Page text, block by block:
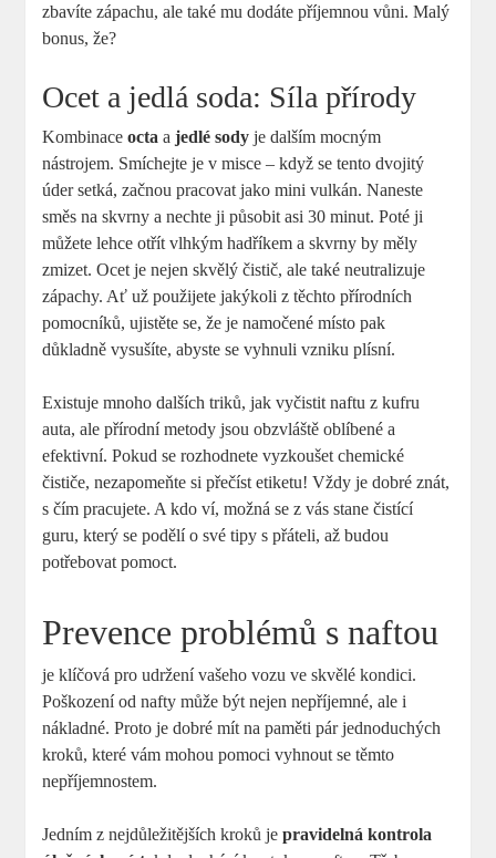
zbavíte zápachu, ale také mu dodáte příjemnou vůni. Malý
bonus, že?
Ocet a jedlá soda: Síla přírody
Kombinaceocta ajedlé sody je dalším mocným
nástrojem. Smíchejte je v misce – když se tento dvojitý
úder setká, začnou pracovat jako mini vulkán. Naneste
směs na skvrny a nechte ji působit asi 30 minut. Poté ji
můžete lehce otřít vlhkým hadříkem a skvrny by měly
zmizet. Ocet je nejen skvělý čistič, ale také neutralizuje
zápachy. Ať už použijete jakýkoli z těchto přírodních
pomocníků, ujistěte se, že je namočené místo pak
důkladně vysušíte, abyste se vyhnuli vzniku plísní.
Existuje mnoho dalších triků, jak vyčistit naftu z kufru
auta, ale přírodní metody jsou obzvláště oblíbené a
efektivní. Pokud se rozhodnete vyzkoušet chemické
čističe, nezapomeňte si přečíst etiketu! Vždy je dobré znát,
s čím pracujete. A kdo ví, možná se z vás stane čistící
guru, který se podělí o své tipy s přáteli, až budou
potřebovat pomoct.
Prevence problémů s naftou
je klíčová pro udržení vašeho vozu ve skvělé kondici.
Poškození od nafty může být nejen nepříjemné, ale i
nákladné. Proto je dobré mít na paměti pár jednoduchých
kroků, které vám mohou pomoci vyhnout se těmto
nepříjemnostem.
Jedním z nejdůležitějších kroků jepravidelná kontrola